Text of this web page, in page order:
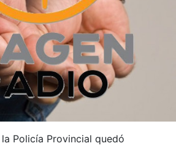
Policía Provincial quedó